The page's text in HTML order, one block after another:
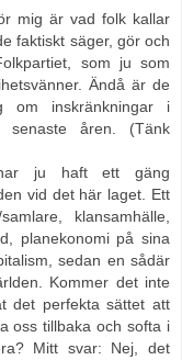
mig är vad folk kallar
faktiskt säger, gör och
som ju som
Ändå är de
om inskränkningar i
senaste åren. (Tänk
ju haft ett gäng
vid det här laget. Ett
klansamhälle,
planekonomi på sina
sedan en sådär
Kommer det inte
det perfekta sättet att
oss tillbaka och softa i
Mitt svar: Nej, det